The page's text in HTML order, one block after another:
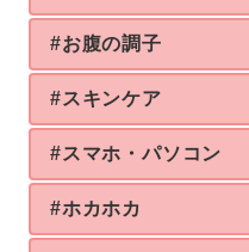
#お腹の調子
#スキンケア
#スマホ・パソコン
#ホカホカ